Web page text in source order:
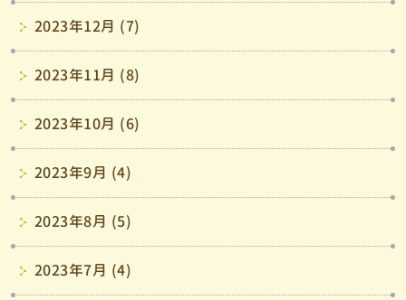
2023年12月 (7)
2023年11月 (8)
2023年10月 (6)
2023年9月 (4)
2023年8月 (5)
2023年7月 (4)